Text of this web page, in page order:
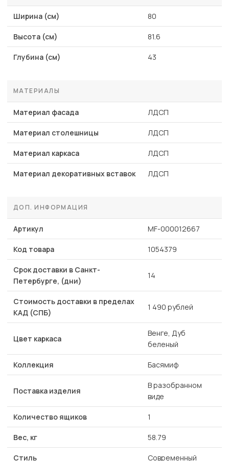
Ширина (см) 80
Высота (см) 81.6
Глубина (см) 43
МАТЕРИАЛЫ
Материал фасада ЛДСП
Материал столешницы ЛДСП
Материал каркаса ЛДСП
Материал декоративных вставок ЛДСП
ДОП. ИНФОРМАЦИЯ
Артикул MF-000012667
Код товара 1054379
Срок доставки в Санкт-
Петербурге, (дни)
14
Стоимость доставки в пределах
КАД (СПБ)
1 490 рублей
Цвет каркаса
Венге, Дуб
беленый
Коллекция Басямиф
Поставка изделия
В разобранном
виде
Количество ящиков 1
Вес, кг 58.79
Стиль Современный